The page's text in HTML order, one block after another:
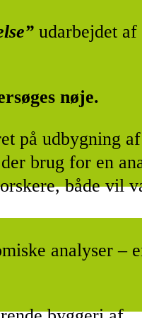
udarbejdet
nøje.
på udbygning
brug for en
både vil
analyser –